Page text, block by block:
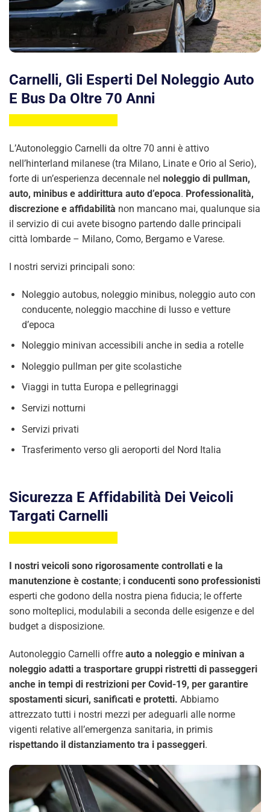
Carnelli, Gli Esperti Del Noleggio Auto
E Bus Da Oltre 70 Anni
L’Autonoleggio Carnelli da oltre 70 anni è attivo
nell’hinterland milanese (tra Milano, Linate e Orio al Serio),
forte di un’esperienza decennale nel noleggio di pullman,
auto, minibus e addirittura auto d’epoca. Professionalità,
discrezione e affidabilità non mancano mai, qualunque sia
il servizio di cui avete bisogno partendo dalle principali
città lombarde – Milano, Como, Bergamo e Varese.
I nostri servizi principali sono:
Noleggio autobus, noleggio minibus, noleggio auto con
conducente, noleggio macchine di lusso e vetture
d’epoca
Noleggio minivan accessibili anche in sedia a rotelle
Noleggio pullman per gite scolastiche
Viaggi in tutta Europa e pellegrinaggi
Servizi notturni
Servizi privati
Trasferimento verso gli aeroporti del Nord Italia
Sicurezza E Affidabilità Dei Veicoli
Targati Carnelli
I nostri veicoli sono rigorosamente controllati e la
manutenzione è costante; i conducenti sono professionisti
esperti che godono della nostra piena fiducia; le offerte
sono molteplici, modulabili a seconda delle esigenze e del
budget a disposizione.
Autonoleggio Carnelli offre auto a noleggio e minivan a
noleggio adatti a trasportare gruppi ristretti di passeggeri
anche in tempi di restrizioni per Covid-19, per garantire
spostamenti sicuri, sanificati e protetti. Abbiamo
attrezzato tutti i nostri mezzi per adeguarli alle norme
vigenti relative all’emergenza sanitaria, in primis
rispettando il distanziamento tra i passeggeri.